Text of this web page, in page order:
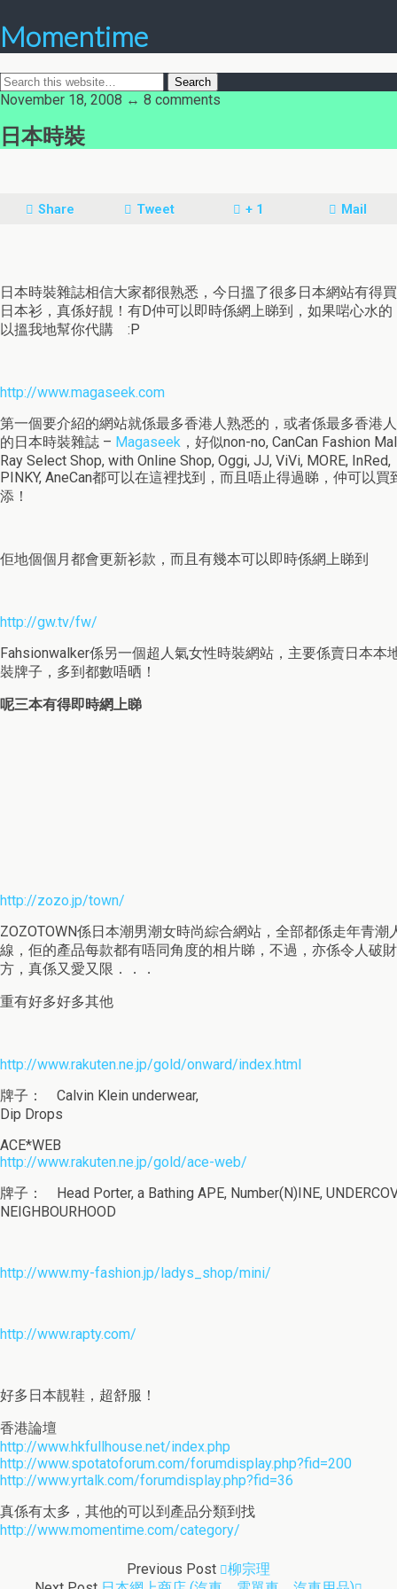
Momentime
November 18, 2008 ↔ 8 comments
日本時裝
Share Tweet + 1 Mail
日本時裝雜誌相信大家都很熟悉，今日搵了很多日本網站有得
日本衫，真係好靚！有D仲可以即時係網上睇到，如果啱心水的
以搵我地幫你代購 :P
http://www.magaseek.com
第一個要介紹的網站就係最多香港人熟悉的，或者係最多香港
的日本時裝雜誌 – Magaseek ，好似non-no, CanCan Fashion
Ray Select Shop, with Online Shop, Oggi, JJ, ViVi, MORE, InRed,
PINKY, AneCan都可以在這裡找到，而且唔止得過睇，仲可以買
添！
佢地個個月都會更新衫款，而且有幾本可以即時係網上睇到
http://gw.tv/fw/
Fahsionwalker係另一個超人氣女性時裝網站，主要係賣日本本
裝牌子，多到都數唔晒！
呢三本有得即時網上睇
http://zozo.jp/town/
ZOZOTOWN係日本潮男潮女時尚綜合網站，全部都係走年青潮
線，佢的產品每款都有唔同角度的相片睇，不過，亦係令人破
方，真係又愛又限．．．
重有好多好多其他
http://www.rakuten.ne.jp/gold/onward/index.html
牌子： Calvin Klein underwear,
Dip Drops
ACE*WEB
http://www.rakuten.ne.jp/gold/ace-web/
牌子： Head Porter, a Bathing APE, Number(N)INE,
NEIGHBOURHOOD
http://www.my-fashion.jp/ladys_shop/mini/
http://www.rapty.com/
好多日本靚鞋，超舒服！
香港論壇
http://www.hkfullhouse.net/index.php
http://www.spotatoforum.com/forumdisplay.php?fid=200
http://www.yrtalk.com/forumdisplay.php?fid=36
真係有太多，其他的可以到產品分類到找
http://www.momentime.com/category/
Previous Post
柳宗理